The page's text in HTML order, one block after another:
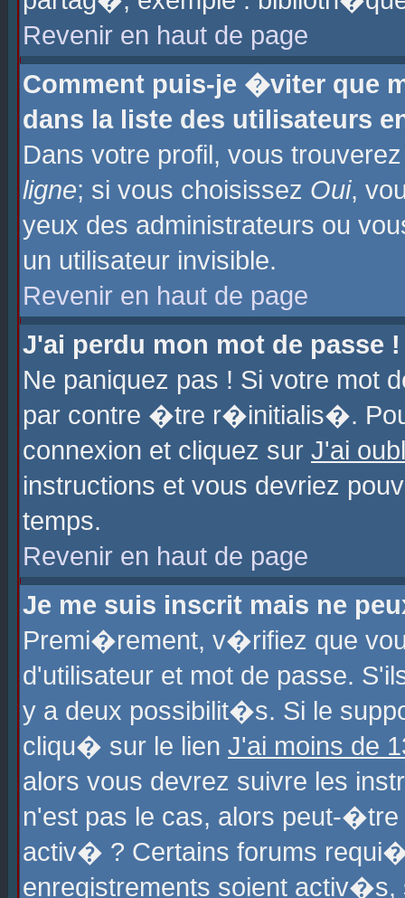
Revenir en haut de page
Comment puis-je �viter que
dans la liste des utilisateurs
Dans votre profil, vous
ligne; si vous choisissez Oui,
yeux des administrateurs ou
un utilisateur invisible.
Revenir en haut de page
J'ai perdu mon mot de passe !
Ne paniquez pas ! Si votre
par contre �tre r�initialis�.
connexion et cliquez sur J'ai
instructions et vous devriez
temps.
Revenir en haut de page
Je me suis inscrit mais ne
Premi�rement, v�rifiez que
d'utilisateur et mot de passe.
y a deux possibilit�s. Si le
cliqu� sur le lien J'ai moins de
alors vous devrez suivre les
n'est pas le cas, alors peut-
activ� ? Certains forums
enregistrements soient